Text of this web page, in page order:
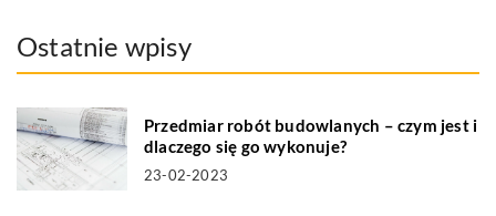
Ostatnie wpisy
Przedmiar robót budowlanych – czym jest i
dlaczego się go wykonuje?
23-02-2023